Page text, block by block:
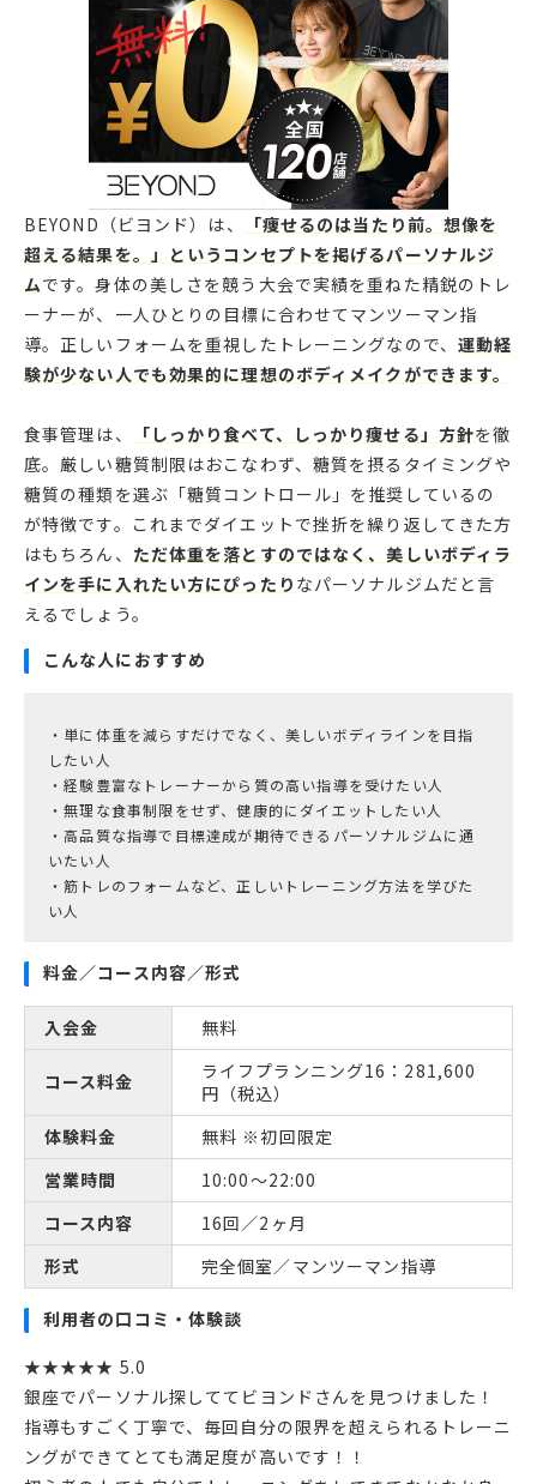
BEYOND（ビヨンド）は、
「痩せるのは当たり前。想像を
超える結果を。」というコンセプトを掲げるパーソナルジ
ムです。身体の美しさを競う大会で実績を重ねた精鋭のトレ
ーナーが、一人ひとりの目標に合わせてマンツーマン指
導。正しいフォームを重視したトレーニングなので、 運動経
験が少ない人でも効果的に理想のボディメイクができます。
食事管理は、 「しっかり食べて、しっかり痩せる」方針を徹
底。厳しい糖質制限はおこなわず、糖質を摂るタイミングや
糖質の種類を選ぶ「糖質コントロール」を推奨しているの
が特徴です。これまでダイエットで挫折を繰り返してきた方
はもちろん、 ただ体重を落とすのではなく、美しいボディラ
インを手に入れたい方にぴったり なパーソナルジムだと言
えるでしょう。
こんな人におすすめ
・単に体重を減らすだけでなく、美しいボディラインを目指
したい人
・経験豊富なトレーナーから質の高い指導を受けたい人
・無理な食事制限をせず、健康的にダイエットしたい人
・高品質な指導で目標達成が期待できるパーソナルジムに通
いたい人
・筋トレのフォームなど、正しいトレーニング方法を学びた
料金／コース内容／形式
入会金 無料
コース料金
ライフプランニング16：281,600
円（税込）
体験料金
無料 ※初回限定
営業時間
10:00〜22:00
コース内容
16回／2ヶ月
形式
完全個室／マンツーマン指導
利用者の口コミ・体験談
★★★★★ 5.0
銀座でパーソナル探しててビヨンドさんを見つけました！
指導もすごく丁寧で、毎回自分の限界を超えられるトレーニ
ングができてとても満足度が高いです！！